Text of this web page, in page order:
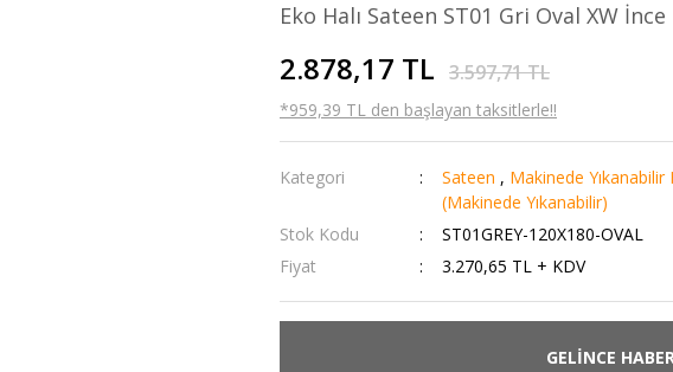
Eko Halı Sateen ST01 Gri Oval XW
2.878,17 TL 3.597,71 TL
*959,39 TL den başlayan taksitlerle!!
Kategori Sateen , Makinede Yıkanabilir
(Makinede Yıkanabilir)
Stok Kodu
ST01GREY-120X180-OVAL
Fiyat
3.270,65 TL + KDV
GELİNCE